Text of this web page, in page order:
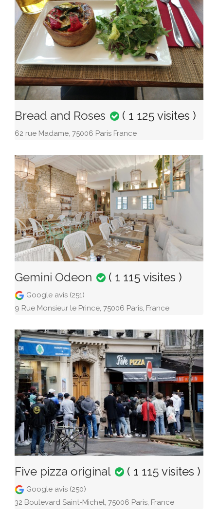
Bread and Roses ( 1 125 visites )
62 rue Madame, 75006 Paris France
Gemini Odeon ( 1 115 visites )
Google avis (251)
9 Rue Monsieur le Prince, 75006 Paris, France
Five pizza original ( 1 115 visites )
Google avis (250)
32 Boulevard Saint-Michel, 75006 Paris, France